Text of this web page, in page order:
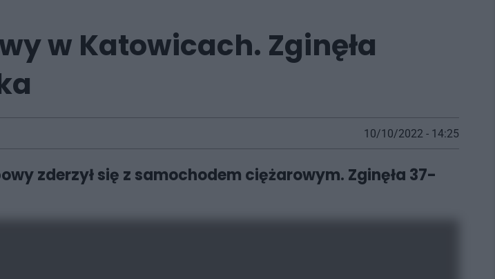
w Katowicach. Zginęła
10/10/2022 - 14:25
zderzył się z samochodem ciężarowym. Zginęła 37-